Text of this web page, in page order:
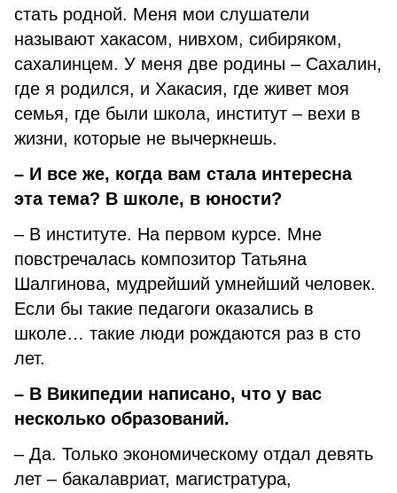
стать родной. Меня мои слушатели
называют хакасом, нивхом, сибиряком,
сахалинцем. У меня две родины – Сахалин,
где я родился, и Хакасия, где живет моя
семья, где были школа, институт – вехи в
жизни, которые не вычеркнешь.
– И все же, когда вам стала интересна
эта тема? В школе, в юности?
– В институте. На первом курсе. Мне
повстречалась композитор Татьяна
Шалгинова, мудрейший умнейший человек.
Если бы такие педагоги оказались в
школе… такие люди рождаются раз в сто
лет.
– В Википедии написано, что у вас
несколько образований.
– Да. Только экономическому отдал девять
лет – бакалавриат, магистратура,